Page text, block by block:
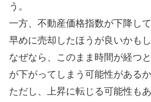
う。
一方、不動産価格指数が下降して
早めに売却したほうが良いかもし
なぜなら、このまま時間が経つ
が下がってしまう可能性があるか
ただし、上昇に転じる可能性も